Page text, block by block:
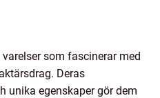
som fascinerar med
Deras
unika egenskaper gör dem